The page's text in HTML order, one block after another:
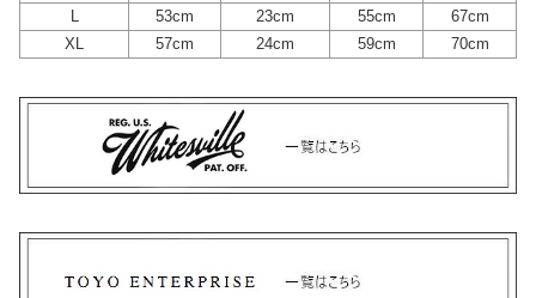
L
53cm 23cm 55cm
67cm
XL
57cm 24cm 59cm 70cm